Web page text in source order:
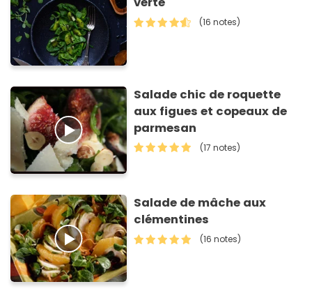
(16 notes)
Salade chic de roquette
aux figues et copeaux de
parmesan
(17 notes)
Salade de mâche aux
clémentines
(16 notes)